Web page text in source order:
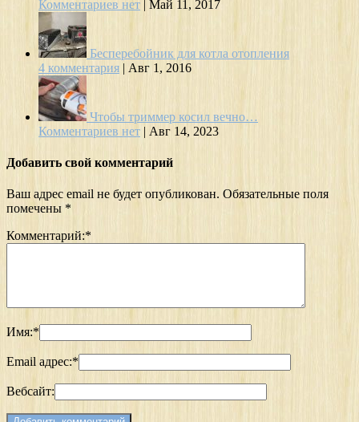
Комментариев нет | Май 11, 2017
Бесперебойник для котла отопления
4 комментария | Авг 1, 2016
Чтобы триммер косил вечно…
Комментариев нет | Авг 14, 2023
Добавить свой комментарий
Ваш адрес email не будет опубликован. Обязательные поля
помечены *
Комментарий:*
Имя:*
Email адрес:*
Вебсайт: